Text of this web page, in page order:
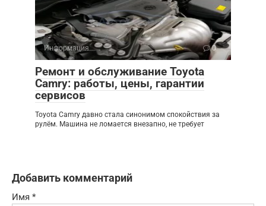
Информация 0
Ремонт и обслуживание Toyota
Camry: работы, цены, гарантии
сервисов
Toyota Camry давно стала синонимом спокойствия за
рулём. Машина не ломается внезапно, не требует
Добавить комментарий
Имя *